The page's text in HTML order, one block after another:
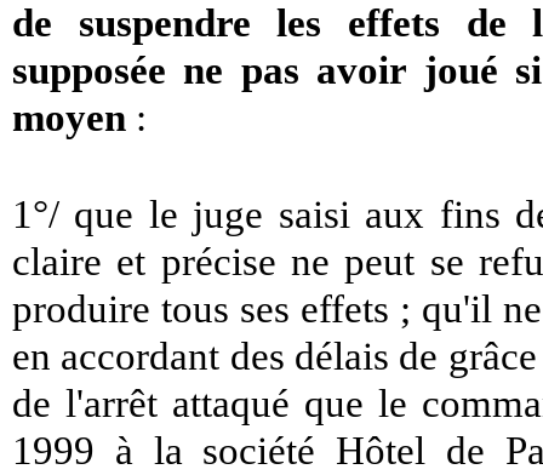
de suspendre les effets de
supposée ne pas avoir joué
moyen :
1°/ que le juge saisi aux fins
claire et précise ne peut se
produire tous ses effets ; qu'il
en accordant des délais de
de l'arrêt attaqué que le
1999 à la société Hôtel de